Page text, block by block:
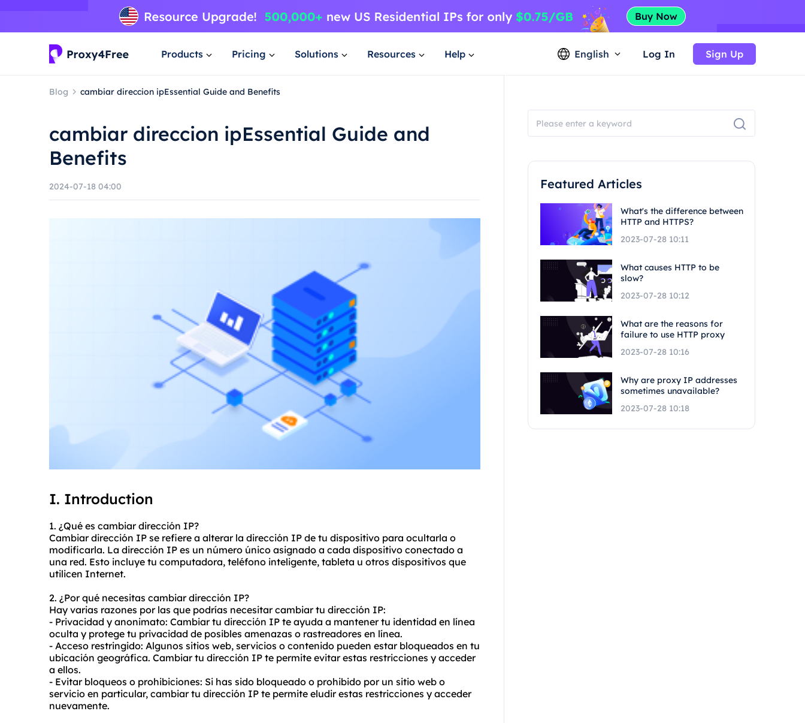
Products Pricing Solutions Resources Help English Log In Sign Up
Blog cambiar direccion ipEssential Guide and Benefits
cambiar direccion ipEssential Guide and
Benefits
2024-07-18 04:00
I. Introduction
1. ¿Qué es cambiar dirección IP?
Cambiar dirección IP se refiere a alterar la dirección IP de tu dispositivo para ocultarla o
modificarla. La dirección IP es un número único asignado a cada dispositivo conectado a
una red. Esto incluye tu computadora, teléfono inteligente, tableta u otros dispositivos que
utilicen Internet.
2. ¿Por qué necesitas cambiar dirección IP?
Hay varias razones por las que podrías necesitar cambiar tu dirección IP:
- Privacidad y anonimato: Cambiar tu dirección IP te ayuda a mantener tu identidad en línea
oculta y protege tu privacidad de posibles amenazas o rastreadores en línea.
- Acceso restringido: Algunos sitios web, servicios o contenido pueden estar bloqueados en tu
ubicación geográfica. Cambiar tu dirección IP te permite evitar estas restricciones y acceder
a ellos.
- Evitar bloqueos o prohibiciones: Si has sido bloqueado o prohibido por un sitio web o
servicio en particular, cambiar tu dirección IP te permite eludir estas restricciones y acceder
nuevamente.
Featured Articles
What's the difference between
HTTP and HTTPS?
2023-07-28 10:11
What causes HTTP to be
slow?
2023-07-28 10:12
What are the reasons for
failure to use HTTP proxy
2023-07-28 10:16
Why are proxy IP addresses
sometimes unavailable?
2023-07-28 10:18